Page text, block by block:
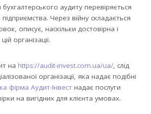
аудиту перевіряється
підприємства. Через війну складається
описує, наскільки достовірна і
організації.
на https://audit-invest.com.ua/ua/, слід
організації, яка надає подібні
фірма Аудит-Інвест надає послуги
на вигідних для клієнта умовах.